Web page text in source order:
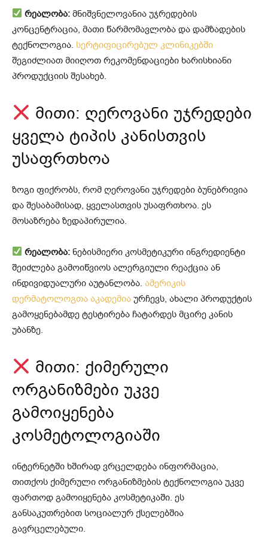
რეალობა: მნიშვნელოვანია უჯრედების
კონცენტრაცია, მათი წარმომავლობა და დამზადების
ტექნოლოგია. სერტიფიცირებულ კლინიკებში
შეგიძლიათ მიიღოთ რეკომენდაციები ხარისხიანი
პროდუქციის შესახებ.
მითი: ღეროვანი უჯრედები
ყველა ტიპის კანისთვის
უსაფრთხოა
ზოგი ფიქრობს, რომ ღეროვანი უჯრედები ბუნებრივია
და შესაბამისად, ყველასთვის უსაფრთხოა. ეს
მოსაზრება ზედაპირულია.
რეალობა: ნებისმიერი კოსმეტიკური ინგრედიენტი
შეიძლება გამოიწვიოს ალერგიული რეაქცია ან
ინდივიდუალური აუტანლობა. ამერიკის
დერმატოლოგთა აკადემია ურჩევს, ახალი პროდუქტის
გამოყენებამდე ტესტირება ჩატარდეს მცირე კანის
უბანზე.
მითი: ქიმერული
ორგანიზმები უკვე
გამოიყენება
კოსმეტოლოგიაში
ინტერნეტში ხშირად ვრცელდება ინფორმაცია,
თითქოს ქიმერული ორგანიზმების ტექნოლოგია უკვე
ფართოდ გამოიყენება კოსმეტიკაში. ეს
განსაკუთრებით სოციალურ ქსელებშია
გავრცელებული.